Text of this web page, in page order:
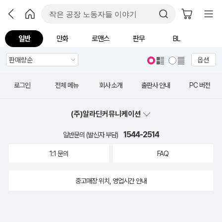
일반 만화 로맨스 판무 BL
옵션
로그인 전체 메뉴 회사 소개 출판사 안내 PC 버전
(주)알라딘커뮤니케이션
일반문의 (발신자 부담) 1544-2514
1:1 문의 FAQ
중고매장 위치, 영업시간 안내